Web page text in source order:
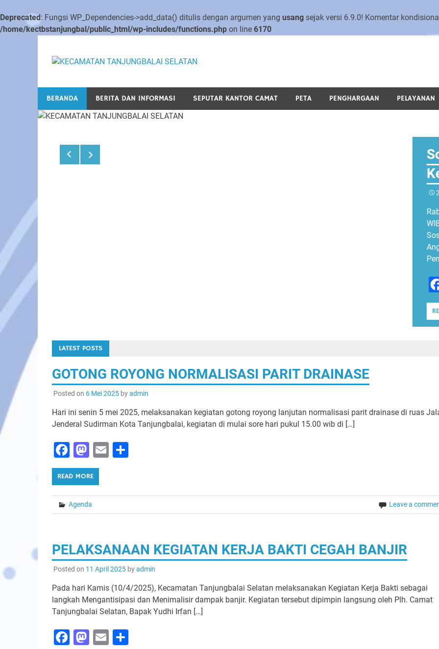
Deprecated: Fungsi WP_Dependencies->add_data() ditulis dengan argumen yang usang sejak versi 6.9.0! Komentar
/home/kectbstanjungbal/public_html/wp-includes/functions.php on line 6170
content
BERANDA BERITA DAN INFORMASI SEPUTAR KANTOR CAMAT PETA PENGHARGAAN PELAYANAN
Sosialisasi Kebijakan
LATEST POSTS
GOTONG ROYONG NORMALISASI PARIT DRAINASE
Posted on 6 Mei 2025byadmin
Hari ini senin 5 mei 2025, melaksanakan kegiatan gotong royong lanjutan normalisasi parit drainase di ruas
Jenderal Sudirman Kota Tanjungbalai, kegiatan di mulai sore hari pukul 15.00 wib di […]
Facebook
Mastodon
EmailShare
READ MORE
Agenda Leave a
PELAKSANAAN KEGIATAN KERJA BAKTI CEGAH BANJIR
Posted on 11 April 2025byadmin
Pada hari Kamis (10/4/2025), Kecamatan Tanjungbalai Selatan melaksanakan Kegiatan Kerja Bakti sebagai
langkah Mengantisipasi dan Menimalisir dampak banjir. Kegiatan tersebut dipimpin langsung oleh Plh. Camat
Tanjungbalai Selatan, Bapak Yudhi Irfan […]
Facebook
Mastodon
EmailShare